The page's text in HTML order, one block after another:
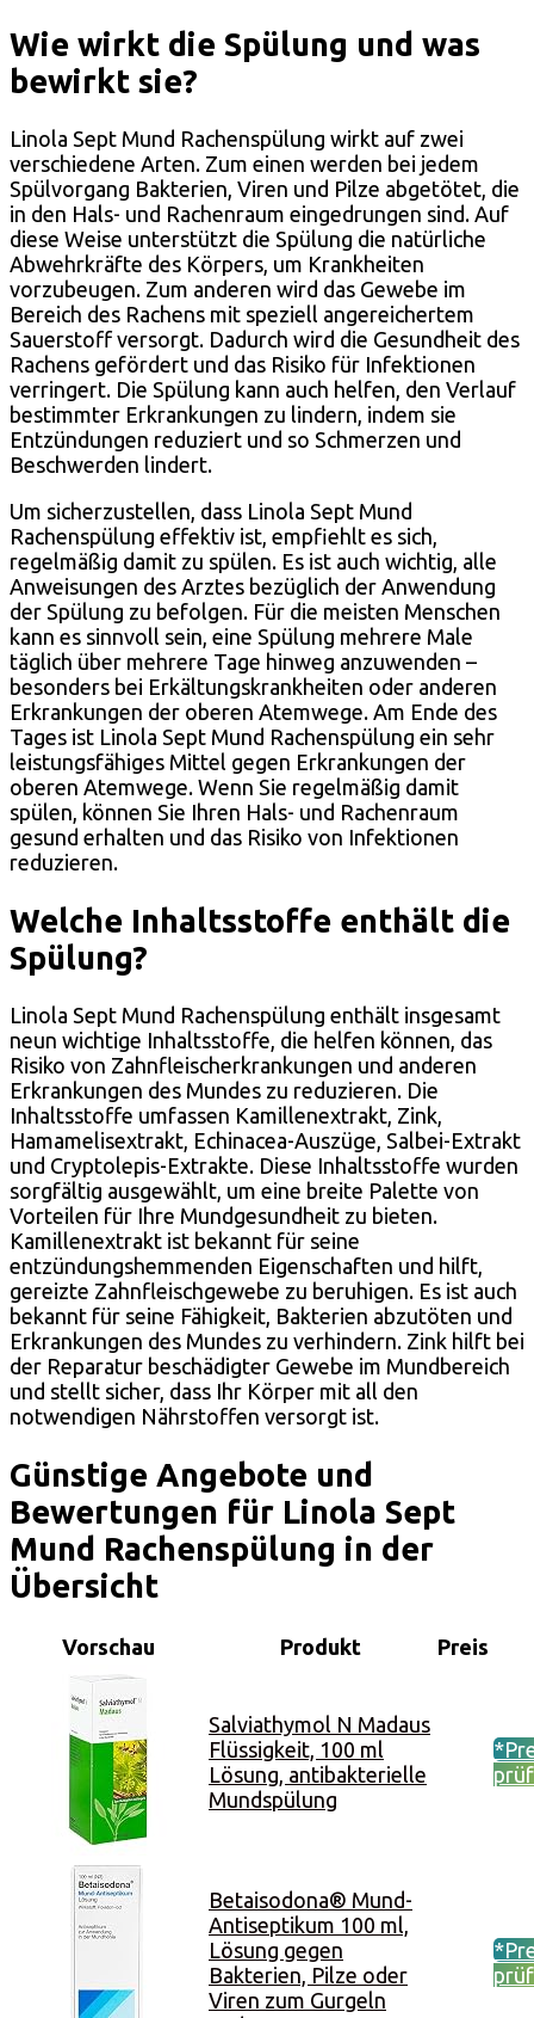
Wie wirkt die Spülung und was
bewirkt sie?
Linola Sept Mund Rachenspülung wirkt auf zwei
verschiedene Arten. Zum einen werden bei jedem
Spülvorgang Bakterien, Viren und Pilze abgetötet, die
in den Hals- und Rachenraum eingedrungen sind. Auf
diese Weise unterstützt die Spülung die natürliche
Abwehrkräfte des Körpers, um Krankheiten
vorzubeugen. Zum anderen wird das Gewebe im
Bereich des Rachens mit speziell angereichertem
Sauerstoff versorgt. Dadurch wird die Gesundheit des
Rachens gefördert und das Risiko für Infektionen
verringert. Die Spülung kann auch helfen, den Verlauf
bestimmter Erkrankungen zu lindern, indem sie
Entzündungen reduziert und so Schmerzen und
Beschwerden lindert.
Um sicherzustellen, dass Linola Sept Mund
Rachenspülung effektiv ist, empfiehlt es sich,
regelmäßig damit zu spülen. Es ist auch wichtig, alle
Anweisungen des Arztes bezüglich der Anwendung
der Spülung zu befolgen. Für die meisten Menschen
kann es sinnvoll sein, eine Spülung mehrere Male
täglich über mehrere Tage hinweg anzuwenden –
besonders bei Erkältungskrankheiten oder anderen
Erkrankungen der oberen Atemwege. Am Ende des
Tages ist Linola Sept Mund Rachenspülung ein sehr
leistungsfähiges Mittel gegen Erkrankungen der
oberen Atemwege. Wenn Sie regelmäßig damit
spülen, können Sie Ihren Hals- und Rachenraum
gesund erhalten und das Risiko von Infektionen
reduzieren.
Welche Inhaltsstoffe enthält die
Spülung?
Linola Sept Mund Rachenspülung enthält insgesamt
neun wichtige Inhaltsstoffe, die helfen können, das
Risiko von Zahnfleischerkrankungen und anderen
Erkrankungen des Mundes zu reduzieren. Die
Inhaltsstoffe umfassen Kamillenextrakt, Zink,
Hamamelisextrakt, Echinacea-Auszüge, Salbei-Extrakt
und Cryptolepis-Extrakte. Diese Inhaltsstoffe wurden
sorgfältig ausgewählt, um eine breite Palette von
Vorteilen für Ihre Mundgesundheit zu bieten.
Kamillenextrakt ist bekannt für seine
entzündungshemmenden Eigenschaften und hilft,
gereizte Zahnfleischgewebe zu beruhigen. Es ist auch
bekannt für seine Fähigkeit, Bakterien abzutöten und
Erkrankungen des Mundes zu verhindern. Zink hilft bei
der Reparatur beschädigter Gewebe im Mundbereich
und stellt sicher, dass Ihr Körper mit all den
notwendigen Nährstoffen versorgt ist.
Günstige Angebote und
Bewertungen für Linola Sept
Mund Rachenspülung in der
Übersicht
Vorschau Produkt Preis
Salviathymol N Madaus
Flüssigkeit, 100 ml
Lösung, antibakterielle
Mundspülung
Betaisodona® Mund-
Antiseptikum 100 ml,
Lösung gegen
Bakterien, Pilze oder
Viren zum Gurgeln